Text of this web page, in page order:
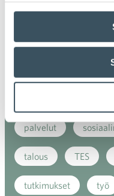
kiertotalous
kuluttaja
palvelut
talous TES
tutkimukset työ